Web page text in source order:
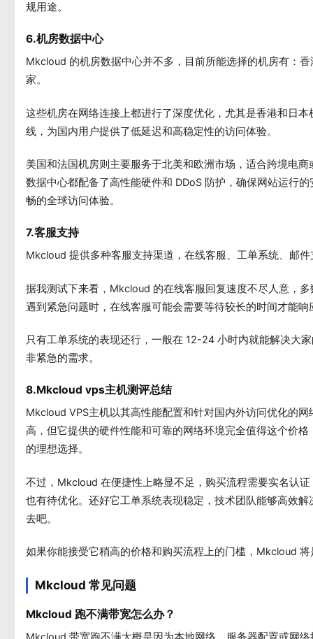
规用途。
6.机房数据中心
Mkcloud 的机房数据中心并不多，目前所能选择的机房有：
家。
这些机房在网络连接上都进行了深度优化，尤其是香港和日
线，为国内用户提供了低延迟和高稳定性的访问体验。
美国和法国机房则主要服务于北美和欧洲市场，适合跨境电
数据中心都配备了高性能硬件和 DDoS 防护，确保网站运行
畅的全球访问体验。
7.客服支持
Mkcloud 提供多种客服支持渠道，在线客服、工单系统、邮件
据我测试下来看，Mkcloud 的在线客服回复速度不尽人意，
遇到紧急问题时，在线客服可能会需要等待较长的时间才能响
只有工单系统的表现还行，一般在 12-24 小时内就能解决大
非紧急的需求。
8.Mkcloud vps主机测评总结
Mkcloud VPS主机以其高性能配置和针对国内外访问优化的
高，但它提供的硬件性能和可靠的网络环境完全值得这个价
的理想选择。
不过，Mkcloud 在便捷性上略显不足，购买流程需要实名认
也有待优化。还好它工单系统表现稳定，技术团队能够高效
去吧。
如果你能接受它稍高的价格和购买流程上的门槛，Mkcloud
Mkcloud 常见问题
Mkcloud 跑不满带宽怎么办？